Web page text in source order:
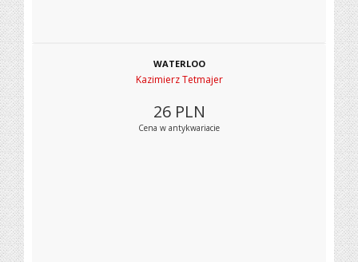
WATERLOO
Kazimierz Tetmajer
26 PLN
Cena w antykwariacie